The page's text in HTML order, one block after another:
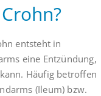
entsteht in
eine Entzündung,
Häufig betroffen
(Ileum) bzw.